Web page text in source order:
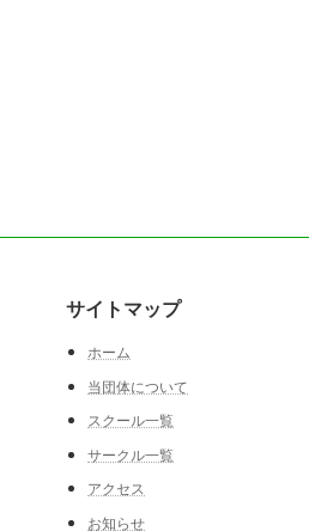
サイトマップ
ホーム
当団体について
スクール一覧
サークル一覧
アクセス
お知らせ